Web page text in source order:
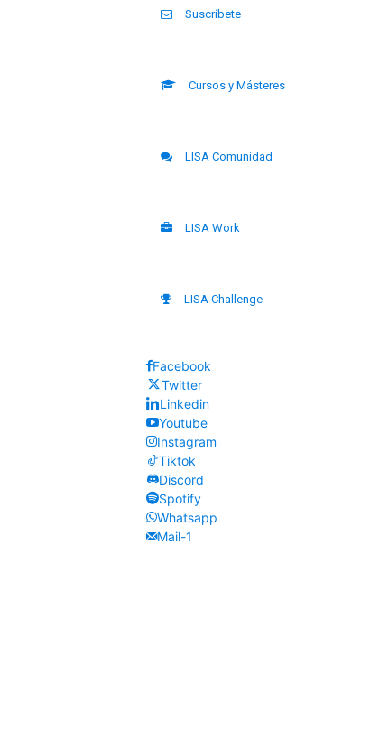
Suscríbete
Cursos y Másteres
LISA Comunidad
LISA Work
LISA Challenge
Facebook
Twitter
Linkedin
Youtube
Instagram
Tiktok
Discord
Spotify
Whatsapp
Mail-1